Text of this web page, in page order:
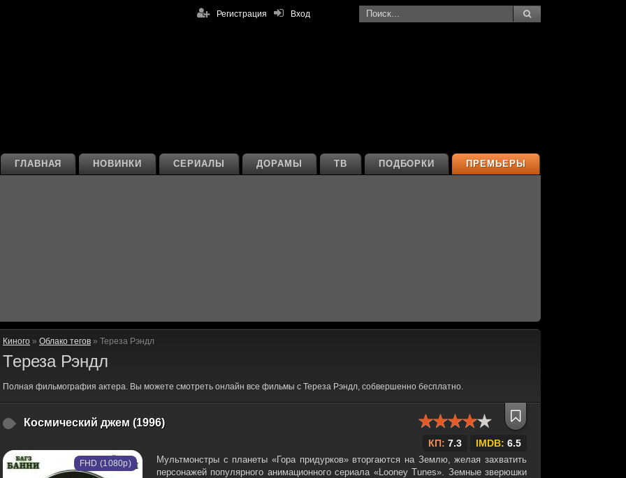
Вход
Регистрация
ПРЕМЬЕРЫ
ПОДБОРКИ
ТВ
ДОРАМЫ
СЕРИАЛЫ
НОВИНКИ
ГЛАВНАЯ
Киного » Облако тегов » Тереза Рэндл
Тереза Рэндл
Полная фильмография актера. Вы можете смотреть онлайн все фильмы с Тереза Рэндл, собвершенно бесплатно.
Космический джем (1996)
КП: 7.3 IMDB: 6.5
FHD (1080p)
Мультмонстры с планеты «Гора придурков» вторгаются на Землю, желая захватить
персонажей популярного анимационного сериала «Looney Tunes». Земные зверюшки